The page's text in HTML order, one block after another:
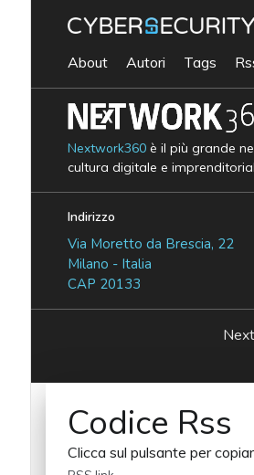
About Autori Tags
Nextwork360è il più grande
cultura digitale e
Indirizzo
Via Moretto da Brescia, 22
Milano - Italia
CAP 20133
Codice Rss
Clicca sul pulsante per